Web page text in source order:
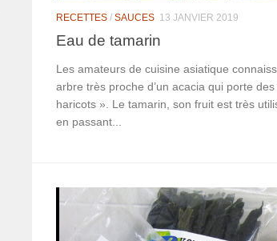
RECETTES / SAUCES 13 JANVIER 2019
Eau de tamarin
Les amateurs de cuisine asiatique
arbre très proche d’un acacia qui porte
haricots ». Le tamarin, son fruit est très
en passant...